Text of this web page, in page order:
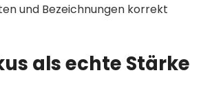
und Bezeichnungen korrekt
als echte Stärke